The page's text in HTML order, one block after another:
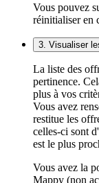
Vous pouvez
réinitialiser en
3. Visualiser
La liste des
pertinence.
plus à vos
Vous avez
restitue les
celles-ci sont
est le plus
Vous avez la
Mappy (non